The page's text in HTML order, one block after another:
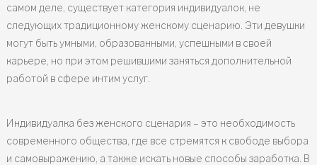
самом деле, существует категория индивидуалок, не
следующих традиционному женскому сценарию. Эти девушки
могут быть умными, образованными, успешными в своей
карьере, но при этом решившими заняться дополнительной
работой в сфере интим услуг.
Индивидуалка без женского сценария – это необходимость
современного общества, где все стремятся к свободе выбора
и самовыражению, а также искать новые способы заработка. В